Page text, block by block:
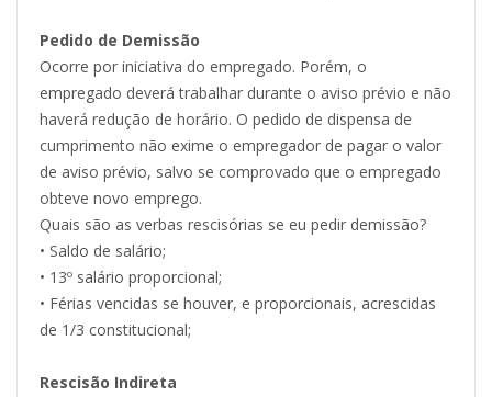
Pedido de Demissão
Ocorre por iniciativa do empregado. Porém, o
empregado deverá trabalhar durante o aviso prévio e não
haverá redução de horário. O pedido de dispensa de
cumprimento não exime o empregador de pagar o valor
de aviso prévio, salvo se comprovado que o empregado
obteve novo emprego.
Quais são as verbas rescisórias se eu pedir demissão?
• Saldo de salário;
• 13º salário proporcional;
• Férias vencidas se houver, e proporcionais, acrescidas
de 1/3 constitucional;
Rescisão Indireta